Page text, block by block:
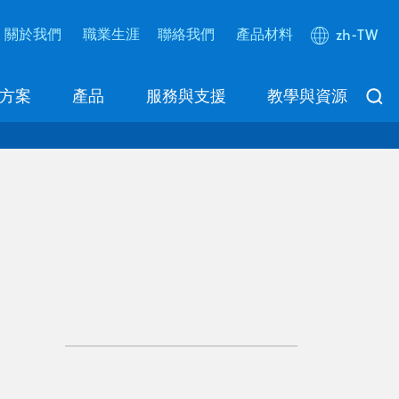
關於我們 職業生涯 聯絡我們 產品材料 zh-TW
案 產品 服務與支援 教學與資源